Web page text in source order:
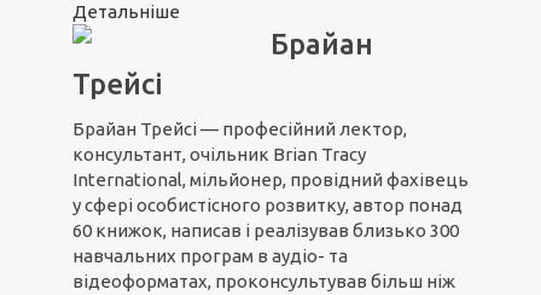
Детальніше
Брайан
Трейсі
Брайан Трейсі — професійний лектор,
консультант, очільник Brian Tracy
International, мільйонер, провідний фахівець
у сфері особистісного розвитку, автор понад
60 книжок, написав і реалізував близько 300
навчальних програм в аудіо- та
відеоформатах, проконсультував більш ніж